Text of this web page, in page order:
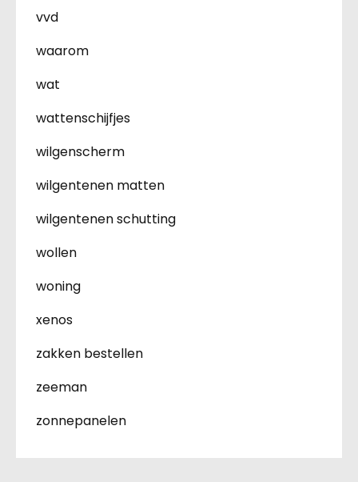
vvd
waarom
wat
wattenschijfjes
wilgenscherm
wilgentenen matten
wilgentenen schutting
wollen
woning
xenos
zakken bestellen
zeeman
zonnepanelen